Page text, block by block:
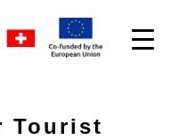
Tourist